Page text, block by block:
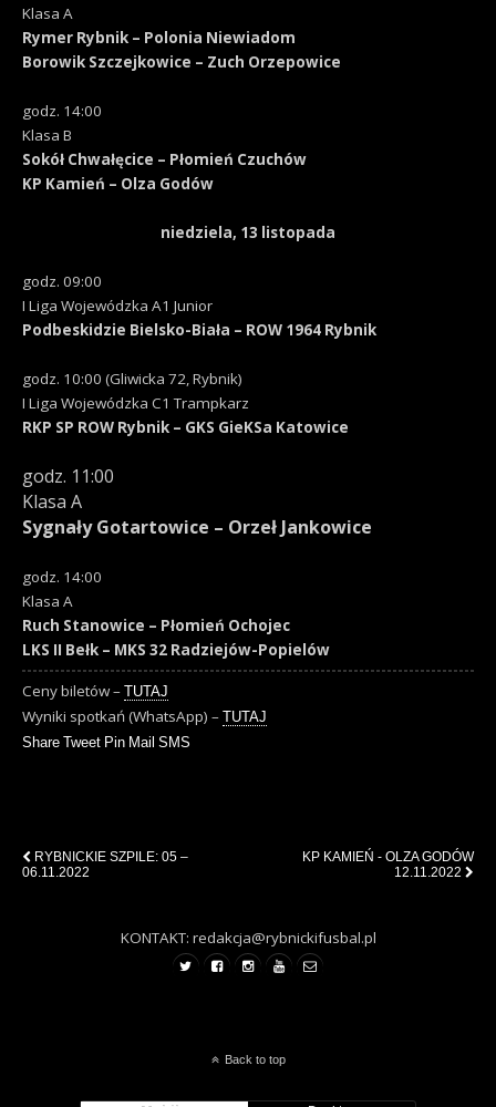
Klasa A
Rymer Rybnik – Polonia Niewiadom
Borowik Szczejkowice – Zuch Orzepowice
godz. 14:00
Klasa B
Sokół Chwałęcice – Płomień Czuchów
KP Kamień – Olza Godów
niedziela, 13 listopada
godz. 09:00
I Liga Wojewódzka A1 Junior
Podbeskidzie Bielsko-Biała – ROW 1964 Rybnik
godz. 10:00 (Gliwicka 72, Rybnik)
I Liga Wojewódzka C1 Trampkarz
RKP SP ROW Rybnik – GKS GieKSa Katowice
godz. 11:00
Klasa A
Sygnały Gotartowice – Orzeł Jankowice
godz. 14:00
Klasa A
Ruch Stanowice – Płomień Ochojec
LKS II Bełk – MKS 32 Radziejów-Popielów
Ceny biletów – TUTAJ
Wyniki spotkań (WhatsApp) – TUTAJ
Share Tweet Pin Mail SMS
RYBNICKIE SZPILE: 05 –
06.11.2022
KP KAMIEŃ - OLZA GODÓW
12.11.2022
KONTAKT: redakcja@rybnickifusbal.pl
Back to top